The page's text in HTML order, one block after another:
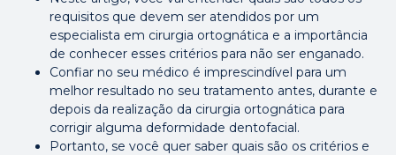
requisitos que devem ser atendidos por um
especialista em cirurgia ortognática e a importância
de conhecer esses critérios para não ser enganado.
Confiar no seu médico é imprescindível para um
melhor resultado no seu tratamento antes, durante e
depois da realização da cirurgia ortognática para
corrigir alguma deformidade dentofacial.
Portanto, se você quer saber quais são os critérios e